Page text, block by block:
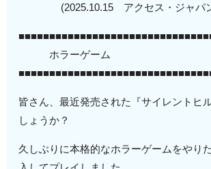
(2025.10.15 アクセス・ジャパ
ホラーゲーム
皆さん、最近発売された『サイレントヒ
しょうか？
久しぶりに本格的なホラーゲームをやり